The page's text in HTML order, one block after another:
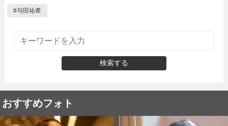
#与田祐希
検索する
おすすめフォト